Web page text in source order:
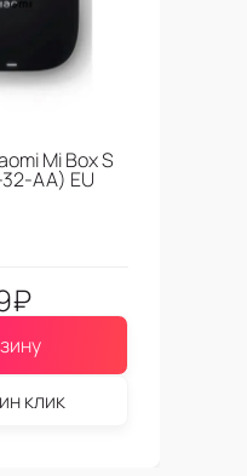
Mi Box S
АА) EU
₽
клик